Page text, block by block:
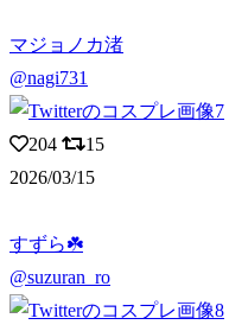
マジョノカ渚
@nagi731
204
15
2026/03/15
すずら☘️
@suzuran_ro